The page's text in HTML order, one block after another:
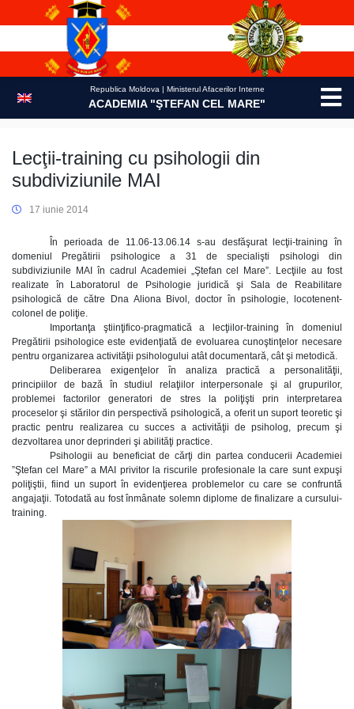
Republica Moldova | Ministerul Afacerilor Interne
ACADEMIA "ŞTEFAN CEL MARE"
Lecţii-training cu psihologii din
subdiviziunile MAI
17 iunie 2014
În perioada de 11.06-13.06.14 s-au desfăşurat lecţii-training în
domeniul Pregătirii psihologice a 31 de specialişti psihologi din
subdiviziunile MAI în cadrul Academiei „Ştefan cel Mare”. Lecţiile au fost
realizate în Laboratorul de Psihologie juridică şi Sala de Reabilitare
psihologică de către Dna Aliona Bivol, doctor în psihologie, locotenent-
colonel de poliţie.
Importanţa ştiinţifico-pragmatică a lecţiilor-training în domeniul
Pregătirii psihologice este evidenţiată de evoluarea cunoştinţelor necesare
pentru organizarea activităţii psihologului atât documentară, cât şi metodică.
Deliberarea exigenţelor în analiza practică a personalităţii,
principiilor de bază în studiul relaţiilor interpersonale şi al grupurilor,
problemei factorilor generatori de stres la poliţişti prin interpretarea
proceselor şi stărilor din perspectivă psihologică, a oferit un suport teoretic şi
practic pentru realizarea cu succes a activităţii de psiholog, precum şi
dezvoltarea unor deprinderi şi abilităţi practice.
Psihologii au beneficiat de cărţi din partea conducerii Academiei
”Ştefan cel Mare” a MAI privitor la riscurile profesionale la care sunt expuşi
poliţiştii, fiind un suport în evidenţierea problemelor cu care se confruntă
angajaţii. Totodată au fost înmânate solemn diplome de finalizare a cursului-
training.